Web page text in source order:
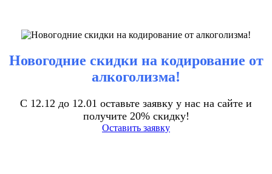
Новогодние скидки на кодирование от
алкоголизма!
С 12.12 до 12.01 оставьте заявку у нас на сайте и
получите 20% скидку!
Оставить заявку